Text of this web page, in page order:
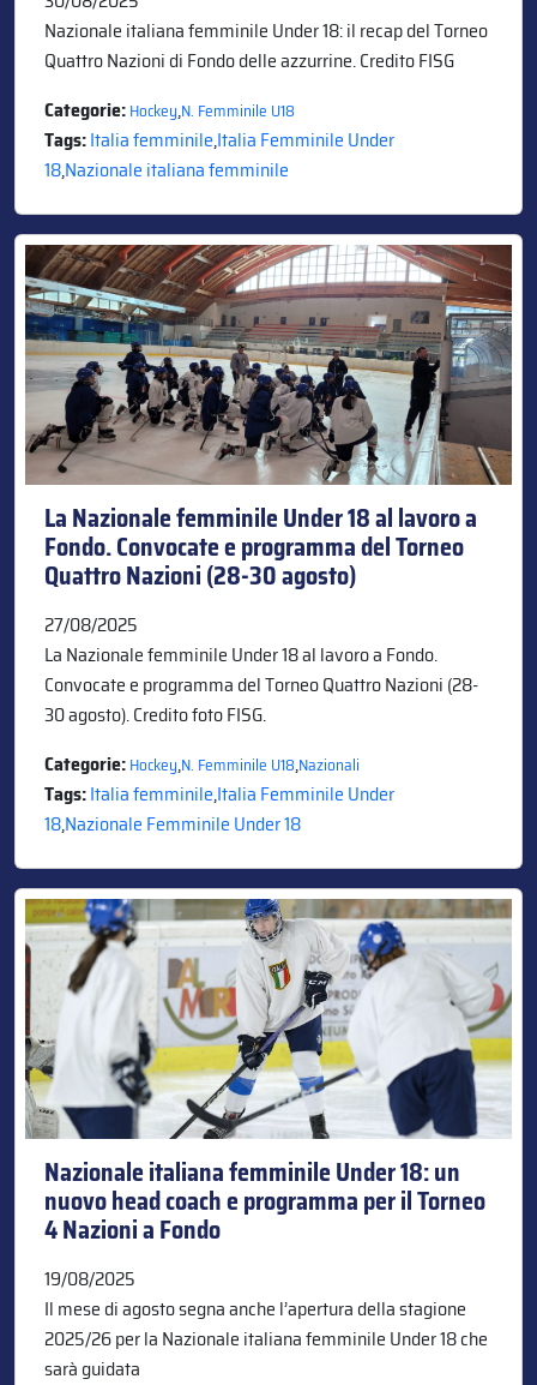
Nazionale italiana femminile Under 18: il recap del Torneo
Quattro Nazioni di Fondo delle azzurrine. Credito FISG
Categorie:Hockey,N. Femminile U18
Tags:Italia femminile,Italia Femminile Under
18,Nazionale italiana femminile
La Nazionale femminile Under 18 al lavoro a
Fondo. Convocate e programma del Torneo
Quattro Nazioni (28-30 agosto)
27/08/2025
La Nazionale femminile Under 18 al lavoro a Fondo.
Convocate e programma del Torneo Quattro Nazioni (28-
30 agosto). Credito foto FISG.
Categorie:Hockey,N. Femminile U18,Nazionali
Tags:Italia femminile,Italia Femminile Under
18,Nazionale Femminile Under 18
Nazionale italiana femminile Under 18: un
nuovo head coach e programma per il Torneo
4 Nazioni a Fondo
19/08/2025
Il mese di agosto segna anche l’apertura della stagione
2025/26 per la Nazionale italiana femminile Under 18 che
sarà guidata